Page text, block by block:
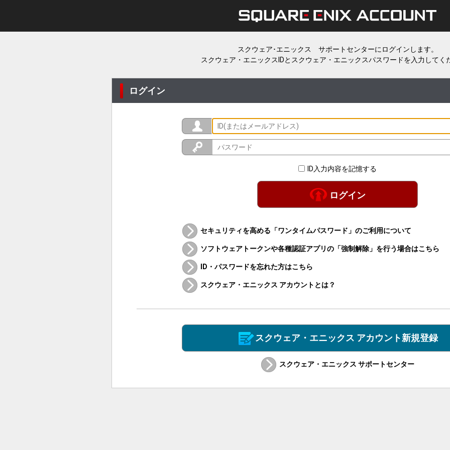
スクウェア･エニックス サポートセンターにログインします。
スクウェア・エニックスIDとスクウェア・エニックスパスワードを入力してく
ログイン
ID入力内容を記憶する
ログイン
セキュリティを高める「ワンタイムパスワード」のご利用について
ソフトウェアトークンや各種認証アプリの「強制解除」を行う場合はこちら
ID・パスワードを忘れた方はこちら
スクウェア・エニックス アカウントとは？
スクウェア・エニックス アカウント新規登録
スクウェア・エニックス サポートセンター